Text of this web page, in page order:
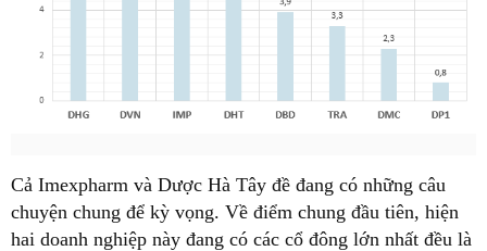
Cả Imexpharm và Dược Hà Tây đề đang có những câu
chuyện chung để kỳ vọng. Về điểm chung đầu tiên, hiện
hai doanh nghiệp này đang có các cổ đông lớn nhất đều là